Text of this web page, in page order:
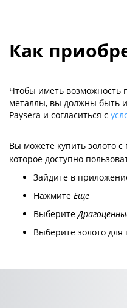
Как
Чтобы иметь возможность
металлы, вы должны быть
Paysera и согласиться с
Вы можете купить золото
которое доступно
Зайдите в
Нажмите Еще
Выберите
Выберите золото для